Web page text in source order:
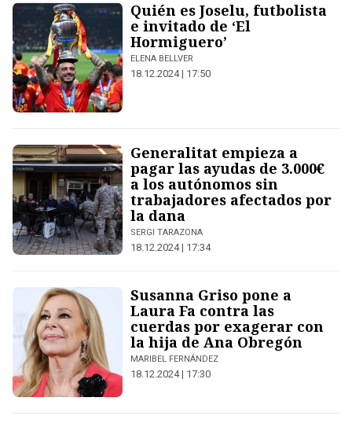
Quién es Joselu, futbolista
e invitado de ‘El
Hormiguero’
ELENA BELLVER
18.12.2024 | 17:50
Generalitat empieza a
pagar las ayudas de 3.000€
a los autónomos sin
trabajadores afectados por
la dana
SERGI TARAZONA
18.12.2024 | 17:34
Susanna Griso pone a
Laura Fa contra las
cuerdas por exagerar con
la hija de Ana Obregón
MARIBEL FERNÁNDEZ
18.12.2024 | 17:30